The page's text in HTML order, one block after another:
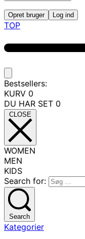
Opret bruger Log ind
TOP
Bestsellers:
KURV 0
DU HAR SET 0
CLOSE
WOMEN
MEN
KIDS
Search for:
Search
Kategorier